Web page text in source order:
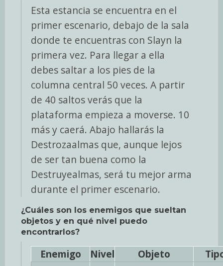
Esta estancia se encuentra en el
primer escenario, debajo de la sala
donde te encuentras con Slayn la
primera vez. Para llegar a ella
debes saltar a los pies de la
columna central 50 veces. A partir
de 40 saltos verás que la
plataforma empieza a moverse. 10
más y caerá. Abajo hallarás la
Destrozaalmas que, aunque lejos
de ser tan buena como la
Destruyealmas, será tu mejor arma
durante el primer escenario.
¿Cuáles son los enemigos que sueltan
objetos y en qué nivel puedo
encontrarlos?
Enemigo Nivel Objeto